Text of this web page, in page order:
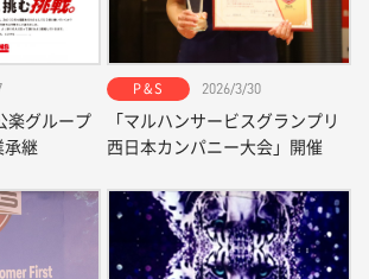
楽グループ
承継
P & S 2026/3/30
「マルハンサービスグランプリ
西日本カンパニー大会」開催